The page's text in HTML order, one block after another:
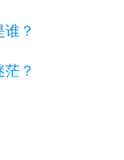
？
？